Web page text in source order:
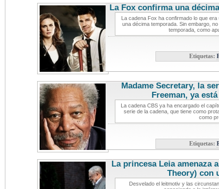
La Fox confirma una
La cadena Fox ha confirmado lo que
una décima temporada. Sin embargo,
temporada, como
Etiquetas:
Madame Secretary, la
Freeman, ya
La cadena CBS ya ha encargado el
serie de la cadena, que tiene como
como
Etiquetas:
La princesa Leia amenaza
Theory) con
Desvelado el leitmotiv y las